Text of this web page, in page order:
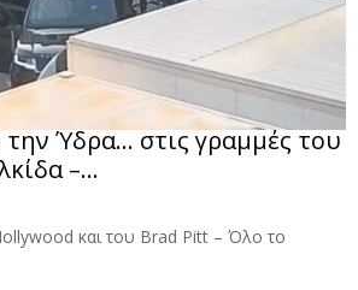
Ύδρα… στις γραμμές του
–...
και του Brad Pitt – Όλο το